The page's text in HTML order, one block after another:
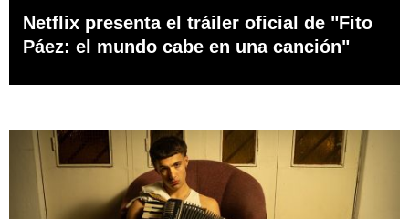
Netflix presenta el tráiler oficial de "Fito
Páez: el mundo cabe en una canción"